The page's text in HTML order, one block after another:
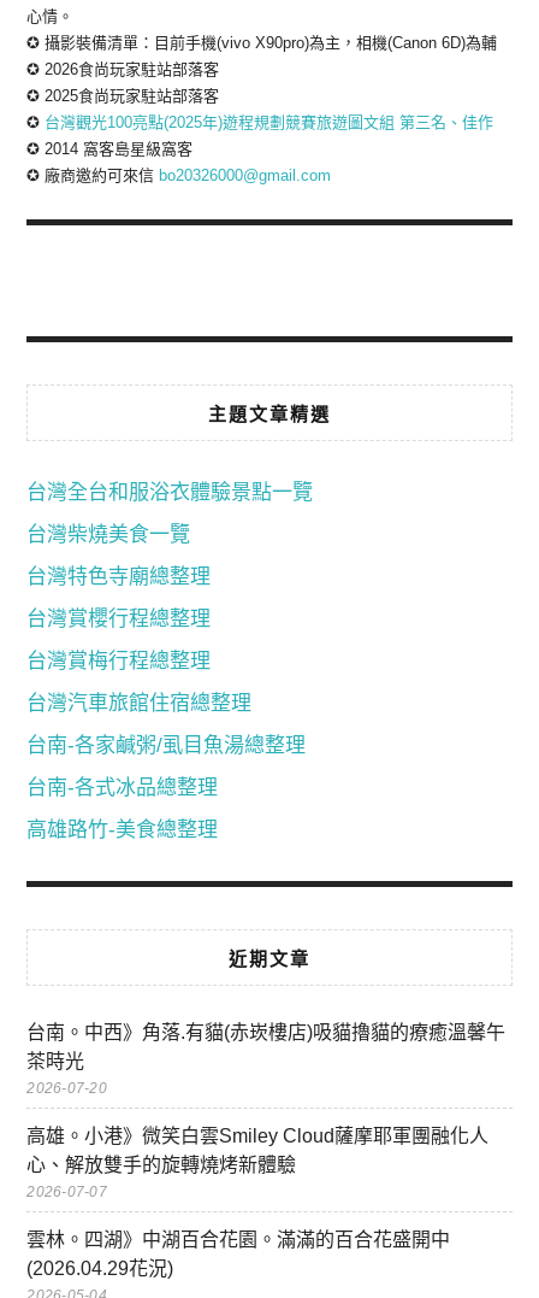
心情。
✪ 攝影裝備清單：目前手機(vivo X90pro)為主，相機(Canon 6D)為輔
✪ 2026食尚玩家駐站部落客
✪ 2025食尚玩家駐站部落客
✪ 台灣觀光100亮點(2025年)遊程規劃競賽旅遊圖文組 第三名、佳作
✪ 2014 窩客島星級窩客
✪ 廠商邀約可來信 bo20326000@gmail.com
主題文章精選
台灣全台和服浴衣體驗景點一覽
台灣柴燒美食一覽
台灣特色寺廟總整理
台灣賞櫻行程總整理
台灣賞梅行程總整理
台灣汽車旅館住宿總整理
台南-各家鹹粥/虱目魚湯總整理
台南-各式冰品總整理
高雄路竹-美食總整理
近期文章
台南。中西》角落.有貓(赤崁樓店)吸貓擼貓的療癒溫馨午
茶時光
2026-07-20
高雄。小港》微笑白雲Smiley Cloud薩摩耶軍團融化人
心、解放雙手的旋轉燒烤新體驗
2026-07-07
雲林。四湖》中湖百合花園。滿滿的百合花盛開中
(2026.04.29花況)